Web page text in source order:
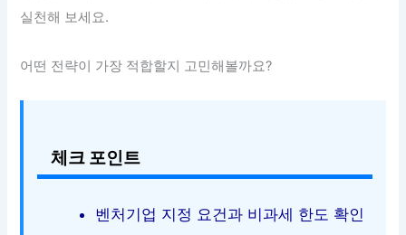
실천해 보세요.
어떤 전략이 가장 적합할지 고민해볼까요?
체크 포인트
벤처기업 지정 요건과 비과세 한도 확인